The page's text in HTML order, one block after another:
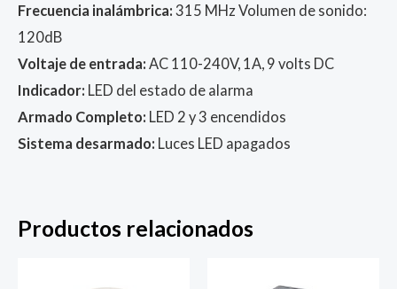
Frecuencia inalámbrica: 315 MHz Volumen de sonido:
120dB
Voltaje de entrada: AC 110-240V, 1A, 9 volts DC
Indicador: LED del estado de alarma
Armado Completo: LED 2 y 3 encendidos
Sistema desarmado: Luces LED apagados
Productos relacionados